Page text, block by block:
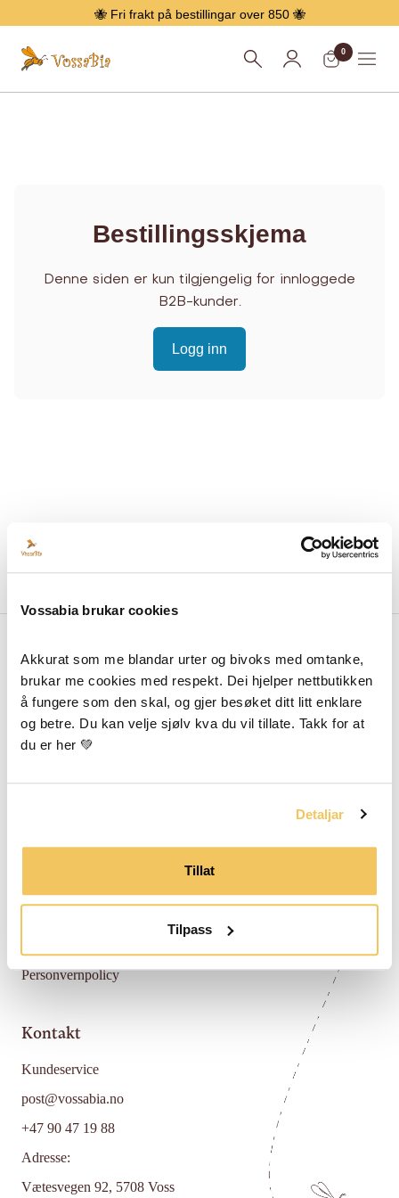
Vossabia brukar cookies
Akkurat som me blandar urter og bivoks med omtanke,
brukar me cookies med respekt. Dei hjelper nettbutikken
å fungere som den skal, og gjer besøket ditt litt enklare
og betre. Du kan velje sjølv kva du vil tillate. Takk for at
du er her 💚
Detaljar
Tillat
Tilpass
🐝 Fri frakt på bestillingar over 850 🐝
Meny
Vossabia 0
Bestillingsskjema
Denne siden er kun tilgjengelig for innloggede
B2B-kunder.
Logg inn
Om Vossabia
Om Oss
Forhandlarar
Hjelp
Personvernpolicy
Kontakt
Kundeservice
post@vossabia.no
+47 90 47 19 88
Adresse:
Vætesvegen 92, 5708 Voss